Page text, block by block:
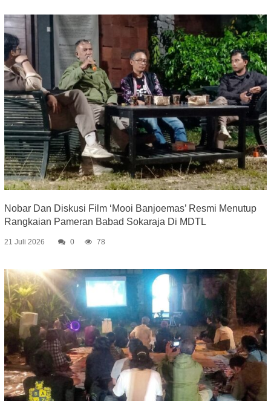
Nobar Dan Diskusi Film ‘Mooi Banjoemas’ Resmi Menutup
Rangkaian Pameran Babad Sokaraja Di MDTL
21 Juli 2026 0 78